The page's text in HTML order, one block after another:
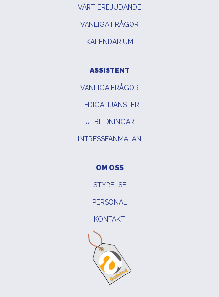
VÅRT ERBJUDANDE
VANLIGA FRÅGOR
KALENDARIUM
ASSISTENT
VANLIGA FRÅGOR
LEDIGA TJÄNSTER
UTBILDNINGAR
INTRESSEANMÄLAN
OM OSS
STYRELSE
PERSONAL
KONTAKT